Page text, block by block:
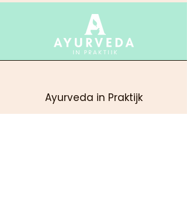
Ayurveda in Praktijk
Roegoorn 81